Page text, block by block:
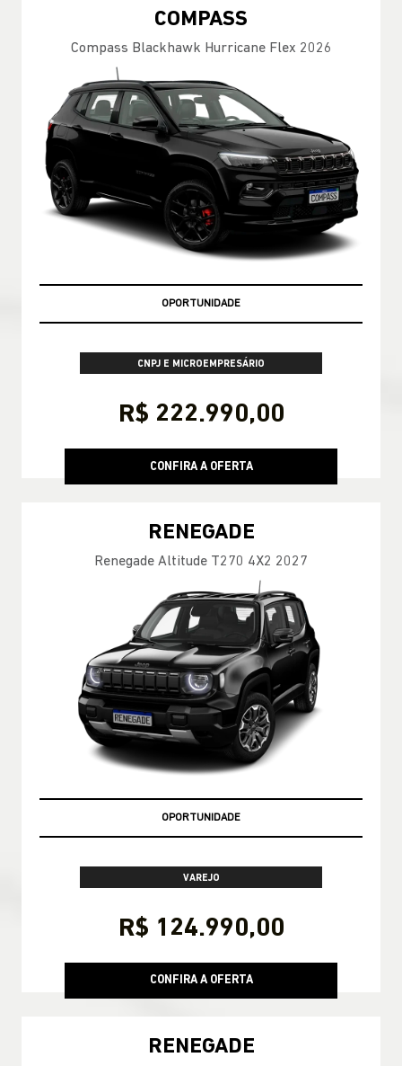
COMPASS
Compass Blackhawk Hurricane Flex 2026
MELHOR PREÇO DO RIO DE JANEIRO
CNPJ E MICROEMPRESÁRIO
R$ 222.990,00
CONFIRA A OFERTA
RENEGADE
Renegade Altitude T270 4X2 2027
EMPLACAMENTO GRÁTIS!
VAREJO
R$ 124.990,00
CONFIRA A OFERTA
RENEGADE